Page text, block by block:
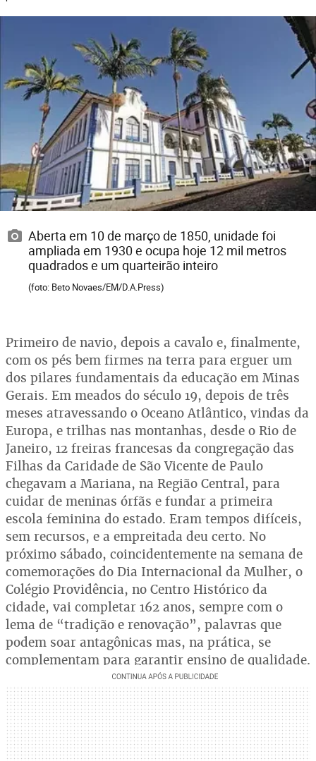
Aberta em 10 de março de 1850, unidade foi
ampliada em 1930 e ocupa hoje 12 mil metros
quadrados e um quarteirão inteiro
(foto: Beto Novaes/EM/D.A.Press)
Primeiro de navio, depois a cavalo e, finalmente,
com os pés bem firmes na terra para erguer um
dos pilares fundamentais da educação em Minas
Gerais. Em meados do século 19, depois de três
meses atravessando o Oceano Atlântico, vindas da
Europa, e trilhas nas montanhas, desde o Rio de
Janeiro, 12 freiras francesas da congregação das
Filhas da Caridade de São Vicente de Paulo
chegavam a Mariana, na Região Central, para
cuidar de meninas órfãs e fundar a primeira
escola feminina do estado. Eram tempos difíceis,
sem recursos, e a empreitada deu certo. No
próximo sábado, coincidentemente na semana de
comemorações do Dia Internacional da Mulher, o
Colégio Providência, no Centro Histórico da
cidade, vai completar 162 anos, sempre com o
lema de “tradição e renovação”, palavras que
podem soar antagônicas mas, na prática, se
complementam para garantir ensino de qualidade.